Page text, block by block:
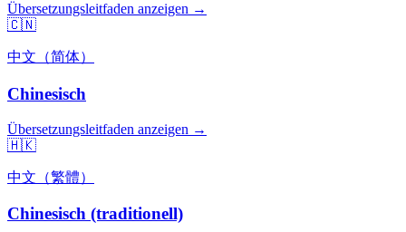
Übersetzungsleitfaden anzeigen →
🇨🇳
中文（简体）
Chinesisch
Übersetzungsleitfaden anzeigen →
🇭🇰
中文（繁體）
Chinesisch (traditionell)